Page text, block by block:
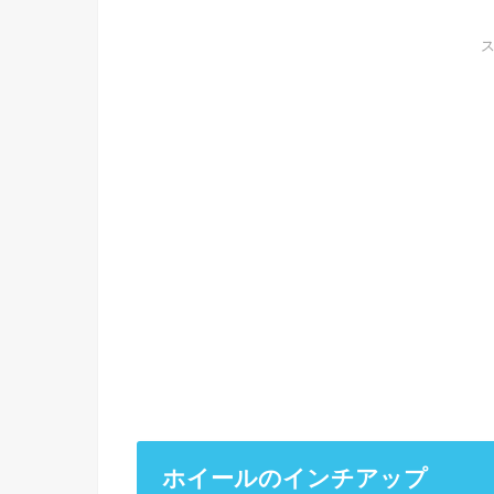
ホイールのインチアップ